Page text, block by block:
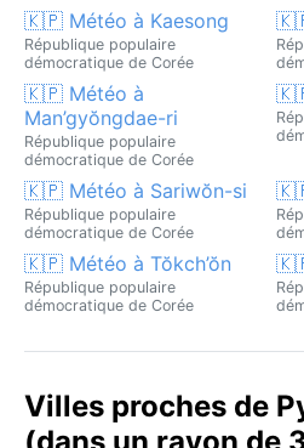
🇰🇵 Météo à Kaesong
République populaire
démocratique de Corée
🇰🇵 Météo à
Man’gyŏngdae-ri
République populaire
démocratique de Corée
🇰🇵
🇰🇵 Météo à Sariwŏn-si
République populaire
démocratique de Corée
🇰🇵 Météo à Tŏkch’ŏn
République populaire
démocratique de Corée
Villes proches de